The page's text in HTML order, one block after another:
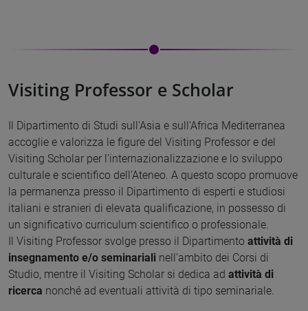
Visiting Professor e Scholar
Il Dipartimento di Studi sull'Asia e sull'Africa Mediterranea
accoglie e valorizza le figure del Visiting Professor e del
Visiting Scholar per l’internazionalizzazione e lo sviluppo
culturale e scientifico dell’Ateneo. A questo scopo promuove
la permanenza presso il Dipartimento di esperti e studiosi
italiani e stranieri di elevata qualificazione, in possesso di
un significativo curriculum scientifico o professionale.
Il Visiting Professor svolge presso il Dipartimento attività di
insegnamento e/o seminariali nell’ambito dei Corsi di
Studio, mentre il Visiting Scholar si dedica ad attività di
ricerca nonché ad eventuali attività di tipo seminariale.